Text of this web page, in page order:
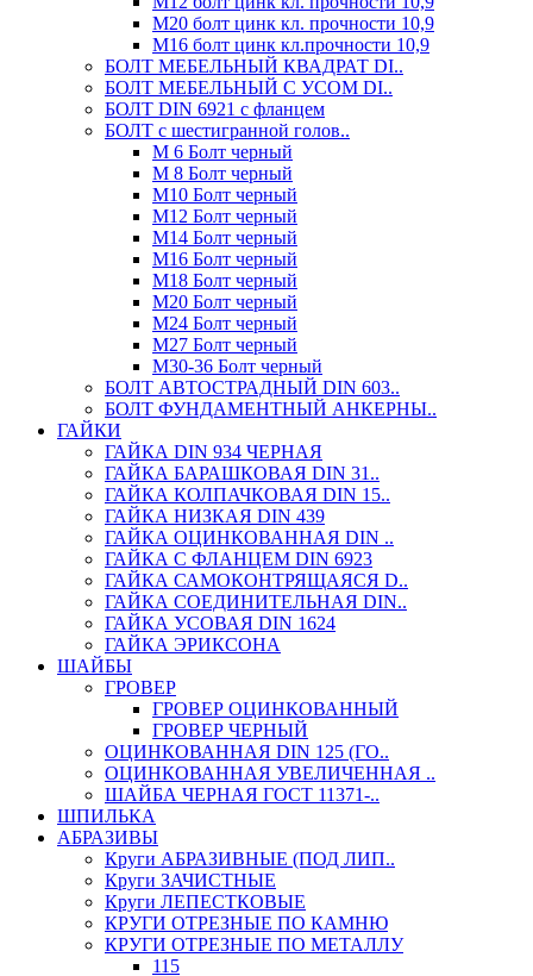
М20 болт цинк кл. прочности 10,9
М16 болт цинк кл.прочности 10,9
БОЛТ МЕБЕЛЬНЫЙ КВАДРАТ DI..
БОЛТ МЕБЕЛЬНЫЙ С УСОМ DI..
БОЛТ DIN 6921 c фланцем
БОЛТ с шестигранной голов..
М 6 Болт черный
М 8 Болт черный
М10 Болт черный
М12 Болт черный
М14 Болт черный
М16 Болт черный
М18 Болт черный
М20 Болт черный
М24 Болт черный
М27 Болт черный
М30-36 Болт черный
БОЛТ АВТОСТРАДНЫЙ DIN 603..
БОЛТ ФУНДАМЕНТНЫЙ АНКЕРНЫ..
ГАЙКИ
ГАЙКА DIN 934 ЧЕРНАЯ
ГАЙКА БАРАШКОВАЯ DIN 31..
ГАЙКА КОЛПАЧКОВАЯ DIN 15..
ГАЙКА НИЗКАЯ DIN 439
ГАЙКА ОЦИНКОВАННАЯ DIN ..
ГАЙКА С ФЛАНЦЕМ DIN 6923
ГАЙКА САМОКОНТРЯЩАЯСЯ D..
ГАЙКА СОЕДИНИТЕЛЬНАЯ DIN..
ГАЙКА УСОВАЯ DIN 1624
ГАЙКА ЭРИКСОНА
ШАЙБЫ
ГРОВЕР
ГРОВЕР ОЦИНКОВАННЫЙ
ГРОВЕР ЧЕРНЫЙ
ОЦИНКОВАННАЯ DIN 125 (ГО..
ОЦИНКОВАННАЯ УВЕЛИЧЕННАЯ ..
ШАЙБА ЧЕРНАЯ ГОСТ 11371-..
ШПИЛЬКА
АБРАЗИВЫ
Круги АБРАЗИВНЫЕ (ПОД ЛИП..
Круги ЗАЧИСТНЫЕ
Круги ЛЕПЕСТКОВЫЕ
КРУГИ ОТРЕЗНЫЕ ПО КАМНЮ
КРУГИ ОТРЕЗНЫЕ ПО МЕТАЛЛУ
115